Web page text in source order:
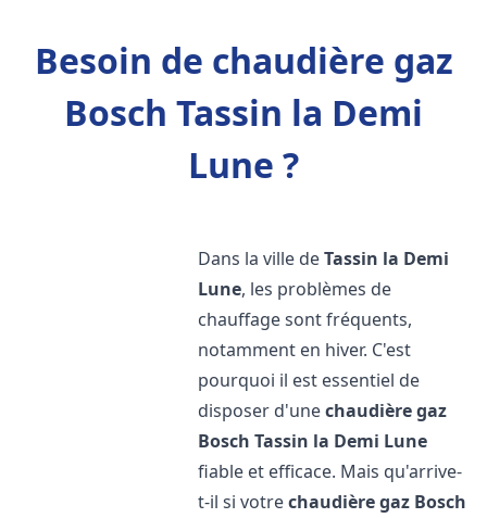
Besoin de chaudière gaz
Bosch Tassin la Demi
Lune ?
Dans la ville deTassin la Demi
Lune, les problèmes de
chauffage sont fréquents,
notamment en hiver. C'est
pourquoi il est essentiel de
disposer d'unechaudière gaz
Bosch Tassin la Demi Lune
fiable et efficace. Mais qu'arrive-
t-il si votrechaudière gaz Bosch